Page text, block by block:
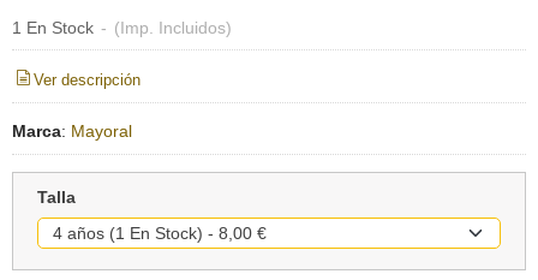
1 En Stock - (Imp. Incluidos)
Ver descripción
Marca: Mayoral
Talla